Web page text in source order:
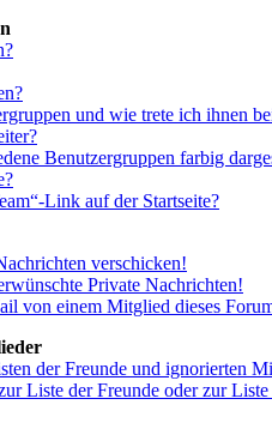
und wie trete ich ihnen
Benutzergruppen farbig
Link auf der Startseite?
verschicken!
Private Nachrichten!
von einem Mitglied dieses
der Freunde und ignorierten
Liste der Freunde oder zur